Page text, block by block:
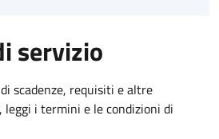
servizio
scadenze, requisiti e altre
i termini e le condizioni di